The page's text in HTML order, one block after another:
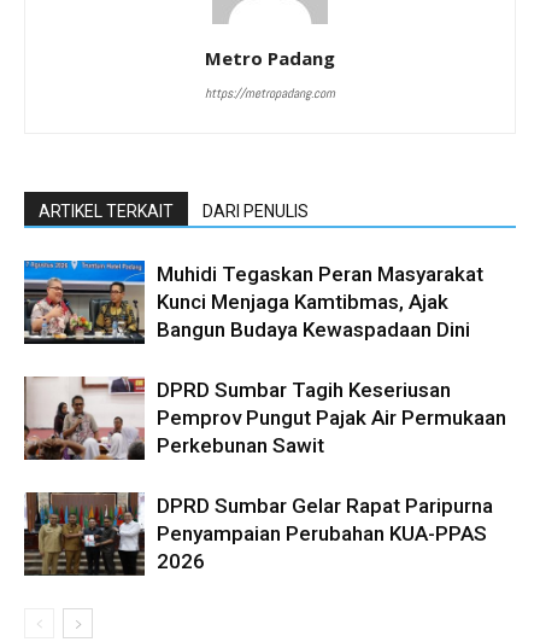
Metro Padang
https://metropadang.com
ARTIKEL TERKAIT DARI PENULIS
Muhidi Tegaskan Peran Masyarakat
Kunci Menjaga Kamtibmas, Ajak
Bangun Budaya Kewaspadaan Dini
DPRD Sumbar Tagih Keseriusan
Pemprov Pungut Pajak Air Permukaan
Perkebunan Sawit
DPRD Sumbar Gelar Rapat Paripurna
Penyampaian Perubahan KUA-PPAS
2026